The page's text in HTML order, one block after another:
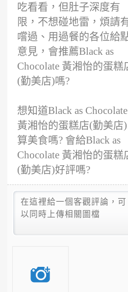
吃看看，但肚子深度有
限，不想碰地雷，煩請
嚐過、用過餐的各位給
意見，會推薦Black as
Chocolate 黃湘怡的蛋糕
(勤美店)嗎?
想知道Black as Chocolate
黃湘怡的蛋糕店(勤美店)
算美食嗎? 會給Black as
Chocolate 黃湘怡的蛋糕
(勤美店)好評嗎?